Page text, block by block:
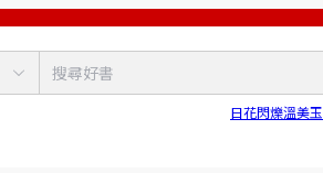
日花閃爍溫美玉